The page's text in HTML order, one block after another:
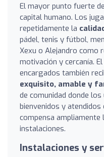
El mayor punto fuerte
capital humano. Los
repetidamente la
pádel, tenis y fútbol,
Xexu o Alejandro como
motivación y cercanía.
encargados también
exquisito, amable y
de comunidad donde
bienvenidos y atendidos
compensa ampliamente
instalaciones.
Instalaciones y